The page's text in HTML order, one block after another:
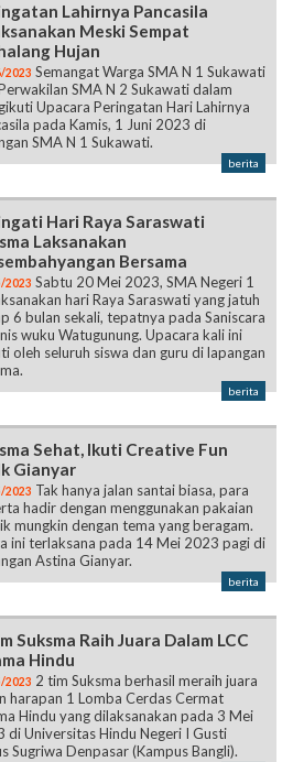
Lahirnya Pancasila
Meski Sempat
Hujan
2023 Semangat Warga SMA N 1 Sukawati
SMA N 2 Sukawati dalam
Upacara Peringatan Hari Lahirnya
pada Kamis, 1 Juni 2023 di
SMA N 1 Sukawati.
berita
Hari Raya Saraswati
Laksanakan
Bersama
2023 Sabtu 20 Mei 2023, SMA Negeri 1
hari Raya Saraswati yang jatuh
6 bulan sekali, tepatnya pada Saniscara
wuku Watugunung. Upacara kali ini
oleh seluruh siswa dan guru di lapangan
berita
Sehat, Ikuti Creative Fun
Gianyar
2023 Tak hanya jalan santai biasa, para
hadir dengan menggunakan pakaian
mungkin dengan tema yang beragam.
ini terlaksana pada 14 Mei 2023 pagi di
Astina Gianyar.
berita
Suksma Raih Juara Dalam LCC
Hindu
2023 2 tim Suksma berhasil meraih juara
harapan 1 Lomba Cerdas Cermat
Hindu yang dilaksanakan pada 3 Mei
di Universitas Hindu Negeri I Gusti
Sugriwa Denpasar (Kampus Bangli).